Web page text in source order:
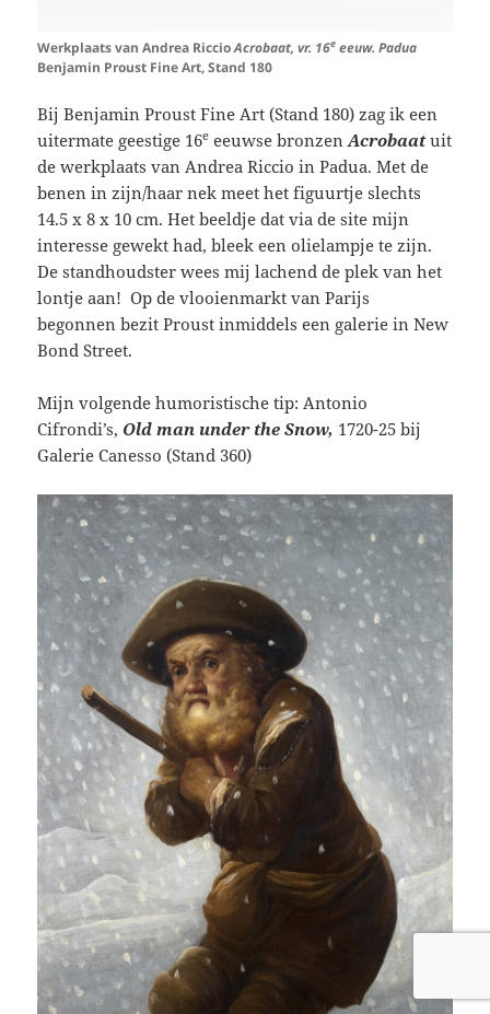
Werkplaats van Andrea RiccioAcrobaat, vr. 16e eeuw. Padua
Benjamin Proust Fine Art, Stand 180
Bij Benjamin Proust Fine Art (Stand 180) zag ik een
uitermate geestige 16e eeuwse bronzenAcrobaat uit
de werkplaats van Andrea Riccio in Padua. Met de
benen in zijn/haar nek meet het figuurtje slechts
14.5 x 8 x 10 cm. Het beeldje dat via de site mijn
interesse gewekt had, bleek een olielampje te zijn.
De standhoudster wees mij lachend de plek van het
lontje aan! Op de vlooienmarkt van Parijs
begonnen bezit Proust inmiddels een galerie in New
Bond Street.
Mijn volgende humoristische tip: Antonio
Cifrondi’s, Old man under the Snow, 1720-25 bij
Galerie Canesso (Stand 360)